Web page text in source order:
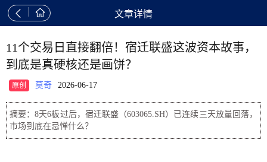
  文章详情
11个交易日直接翻倍！宿迁联盛这波资本故事，
到底是真硬核还是画饼？
原创 莫奇 2026-06-17
摘要：8天6板过后，宿迁联盛（603065.SH）已连续三天放量回落，
市场到底在忌惮什么？